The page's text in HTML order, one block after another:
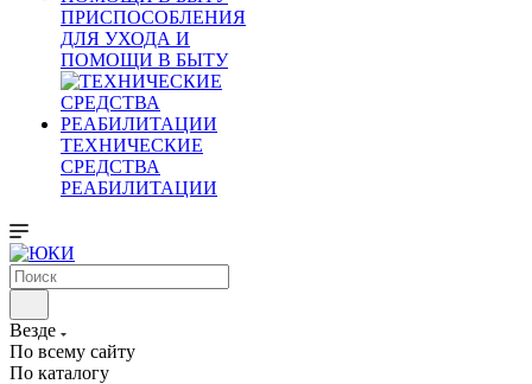
ПРИСПОСОБЛЕНИЯ
ДЛЯ УХОДА И
ПОМОЩИ В БЫТУ
ТЕХНИЧЕСКИЕ
СРЕДСТВА
РЕАБИЛИТАЦИИ
Везде
По всему сайту
По каталогу